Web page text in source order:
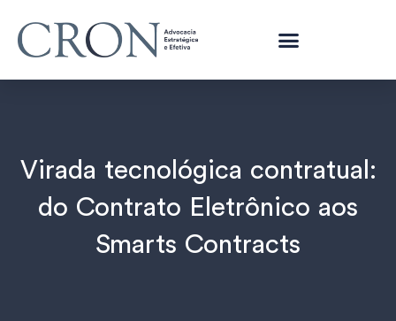
Virada tecnológica contratual:
do Contrato Eletrônico aos
Smarts Contracts